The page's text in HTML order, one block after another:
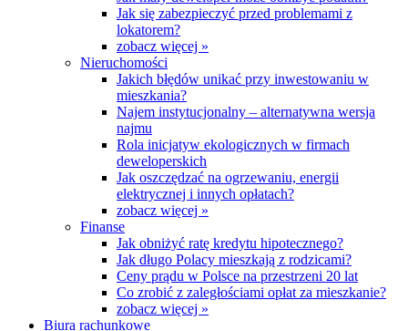
Jak się zabezpieczyć przed problemami z
lokatorem?
zobacz więcej »
Nieruchomości
Jakich błędów unikać przy inwestowaniu w
mieszkania?
Najem instytucjonalny – alternatywna wersja
najmu
Rola inicjatyw ekologicznych w firmach
deweloperskich
Jak oszczędzać na ogrzewaniu, energii
elektrycznej i innych opłatach?
zobacz więcej »
Finanse
Jak obniżyć ratę kredytu hipotecznego?
Jak długo Polacy mieszkają z rodzicami?
Ceny prądu w Polsce na przestrzeni 20 lat
Co zrobić z zaległościami opłat za mieszkanie?
zobacz więcej »
Biura rachunkowe